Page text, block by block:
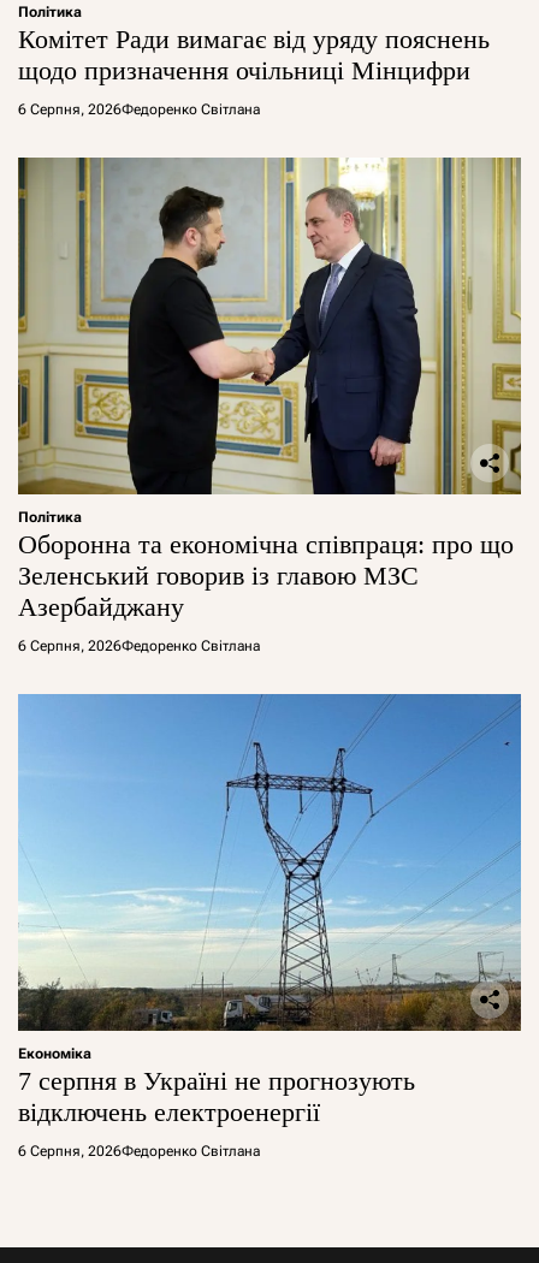
Політика
Комітет Ради вимагає від уряду пояснень
щодо призначення очільниці Мінцифри
6 Серпня, 2026Федоренко Світлана
Політика
Оборонна та економічна співпраця: про що
Зеленський говорив із главою МЗС
Азербайджану
6 Серпня, 2026Федоренко Світлана
Економіка
7 серпня в Україні не прогнозують
відключень електроенергії
6 Серпня, 2026Федоренко Світлана